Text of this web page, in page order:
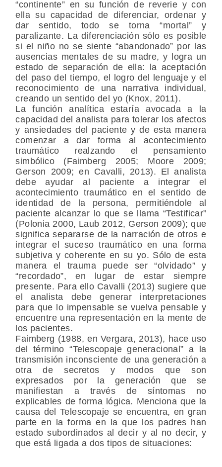
“continente” en su función de reverie y con
ella su capacidad de diferenciar, ordenar y
dar sentido, todo se torna “mortal” y
paralizante. La diferenciación sólo es posible
si el niño no se siente “abandonado” por las
ausencias mentales de su madre, y logra un
estado de separación de ella: la aceptación
del paso del tiempo, el logro del lenguaje y el
reconocimiento de una narrativa individual,
creando un sentido del yo (Knox, 2011).
La función analítica estaría avocada a la
capacidad del analista para tolerar los afectos
y ansiedades del paciente y de esta manera
comenzar a dar forma al acontecimiento
traumático realzando el pensamiento
simbólico (Faimberg 2005; Moore 2009;
Gerson 2009; en Cavalli, 2013). El analista
debe ayudar al paciente a integrar el
acontecimiento traumático en el sentido de
identidad de la persona, permitiéndole al
paciente alcanzar lo que se llama “Testificar”
(Polonia 2000, Laub 2012, Gerson 2009); que
significa separarse de la narración de otros e
integrar el suceso traumático en una forma
subjetiva y coherente en su yo. Sólo de esta
manera el trauma puede ser “olvidado” y
“recordado”, en lugar de estar siempre
presente. Para ello Cavalli (2013) sugiere que
el analista debe generar interpretaciones
para que lo impensable se vuelva pensable y
encuentre una representación en la mente de
los pacientes.
Faimberg (1988, en Vergara, 2013), hace uso
del término “Telescopaje generacional” a la
transmisión inconsciente de una generación a
otra de secretos y modos que son
expresados por la generación que se
manifiestan a través de síntomas no
explicables de forma lógica. Menciona que la
causa del Telescopaje se encuentra, en gran
parte en la forma en la que los padres han
estado subordinados al decir y al no decir, y
que está ligada a dos tipos de situaciones: